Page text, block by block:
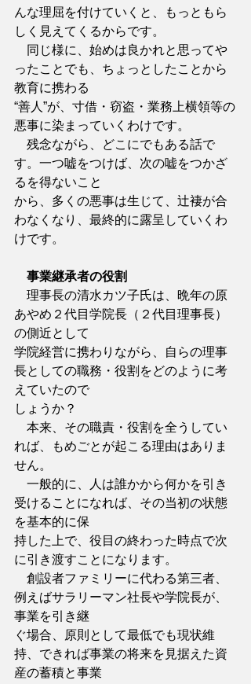
んな理屈を付けていくと、もっともら
しく見えてくるからです。
同じ様に、始めは良かれと思ってや
ったことでも、ちょっとしたことから
教育に携わる
“善人”が、寸借・窃盗・業務上横領等の
悪事に染まっていくわけです。
残念ながら、どこにでもある話で
す。一つ嘘をつけば、次の嘘をつかざ
るを得ないこと
から、多くの悪事は生じて、辻褄が合
わなくなり、最終的に露呈していくわ
けです。
事業継承者の役割
理事長の清水カツ子氏は、晩年の原
あやめ２代目学院長（２代目理事長）
の側近として
学院経営に携わりながら、自らの理事
長としての職務・役割をどのように考
えていたので
しょうか？
本来、その職責・役割を全うしてい
れば、もめごとが起こる理由はありま
せん。
一般的に、人は誰かから何かを引き
受けることになれば、その当初の状態
を基本的に保
持した上で、役目の終わった時点で次
に引き渡すことになります。
創設者ファミリーに代わる第三者、
例えばサラリーマン社長や学院長が、
事業を引き継
ぐ場合、原則として最低でも現状維
持、できれば事業の将来を見据えた資
産の蓄積と事業